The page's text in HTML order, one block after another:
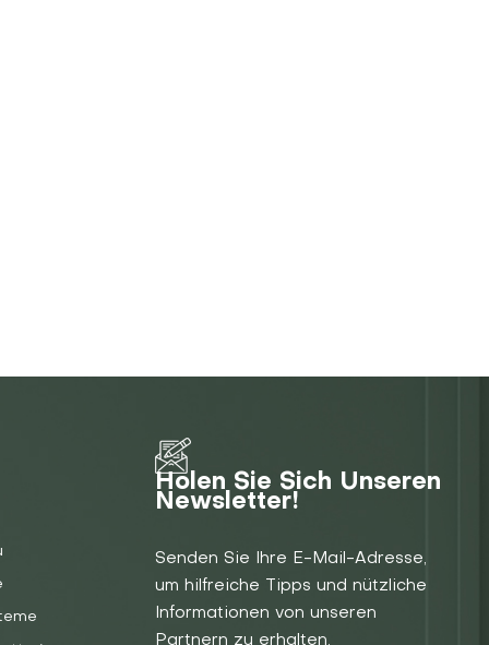
Holen Sie Sich Unseren
Newsletter!
Senden Sie Ihre E-Mail-Adresse,
um hilfreiche Tipps und nützliche
Informationen von unseren
Partnern zu erhalten.